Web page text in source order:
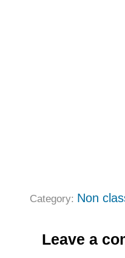
Category: Non
Leave a